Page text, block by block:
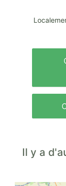
Il y a